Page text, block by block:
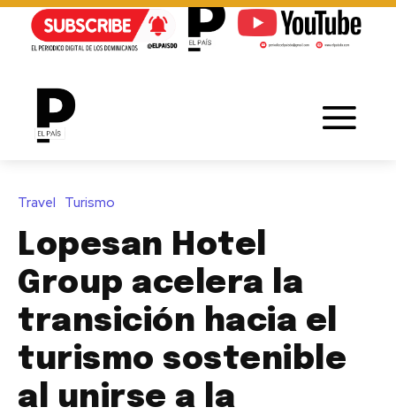
Travel Turismo
Lopesan Hotel
Group acelera la
transición hacia el
turismo sostenible
al unirse a la